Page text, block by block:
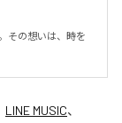
その想いは、時を
LINE MUSIC、